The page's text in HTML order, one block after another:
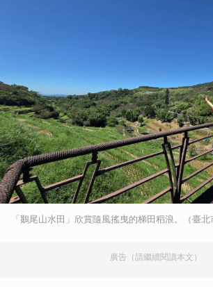
「鵝尾山水田」欣賞隨風搖曳的梯田稻浪。（臺北
廣告（請繼續閱讀本文）